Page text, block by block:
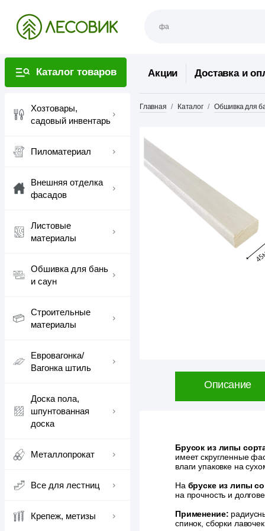
Каталог товаров
Хозтовары,
садовый инвентарь
Пиломатериал
Внешняя отделка
фасадов
Листовые
материалы
Обшивка для бань
и саун
Строительные
материалы
Евровагонка/
Вагонка штиль
Доска пола,
шпунтованная
доска
Металлопрокат
Все для лестниц
Крепеж, метизы
Акции Доставка и
Главная Каталог Обшивка для
Описание
Брусок из липы
имеет скругленные
влаги упаковке на
На бруске из липы
на прочность и
Применение:
спинок, сборки